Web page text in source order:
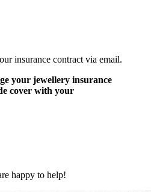
insurance contract via email.
your jewellery insurance
cover with your
happy to help!